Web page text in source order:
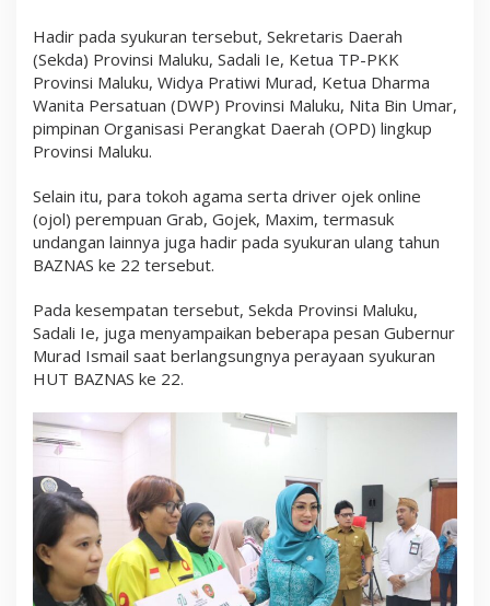
Hadir pada syukuran tersebut, Sekretaris Daerah
(Sekda) Provinsi Maluku, Sadali Ie, Ketua TP-PKK
Provinsi Maluku, Widya Pratiwi Murad, Ketua Dharma
Wanita Persatuan (DWP) Provinsi Maluku, Nita Bin Umar,
pimpinan Organisasi Perangkat Daerah (OPD) lingkup
Provinsi Maluku.
Selain itu, para tokoh agama serta driver ojek online
(ojol) perempuan Grab, Gojek, Maxim, termasuk
undangan lainnya juga hadir pada syukuran ulang tahun
BAZNAS ke 22 tersebut.
Pada kesempatan tersebut, Sekda Provinsi Maluku,
Sadali Ie, juga menyampaikan beberapa pesan Gubernur
Murad Ismail saat berlangsungnya perayaan syukuran
HUT BAZNAS ke 22.